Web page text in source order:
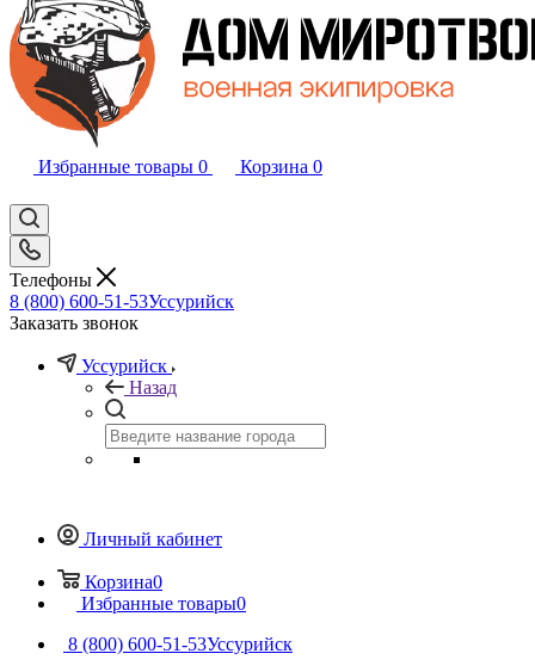
Избранные товары 0 Корзина 0
Телефоны
8 (800) 600-51-53Уссурийск
Заказать звонок
Уссурийск
Назад
Личный кабинет
Корзина0
Избранные товары0
8 (800) 600-51-53Уссурийск